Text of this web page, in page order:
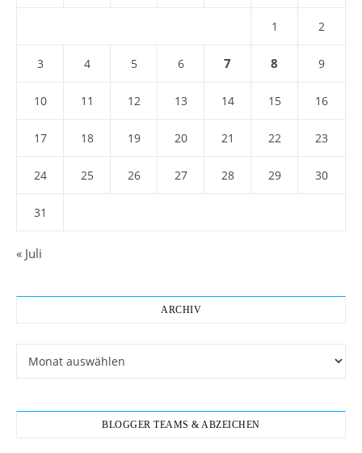
1 2
3 4 5 6 7 8 9
10 11 12 13 14 15 16
17 18 19 20 21 22 23
24 25 26 27 28 29 30
31
« Juli
ARCHIV
BLOGGER TEAMS & ABZEICHEN